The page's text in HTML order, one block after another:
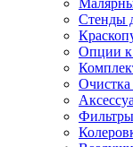
Стенды
Опции к
Очистка